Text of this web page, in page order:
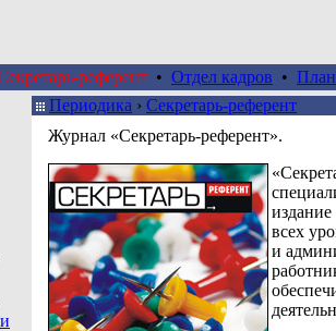
референт • Отдел кадров •
Периодика › Секретарь-референт
Журнал «Секретарь-референт».
издание
всех
и